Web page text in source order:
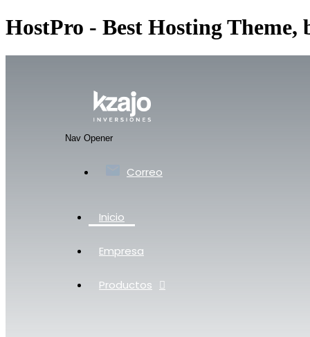
HostPro - Best Hosting Theme,
Nav Opener
Correo
Inicio
Empresa
Productos